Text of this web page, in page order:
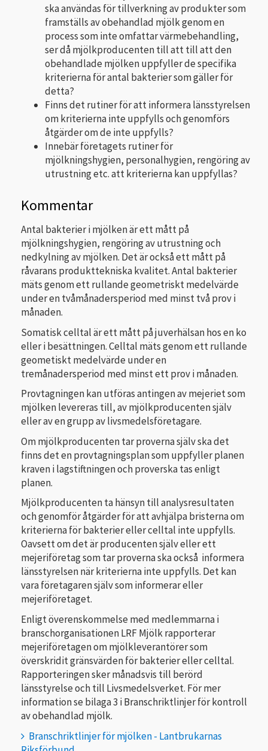
ska användas för tillverkning av produkter som
framställs av obehandlad mjölk genom en
process som inte omfattar värmebehandling,
ser då mjölkproducenten till att till att den
obehandlade mjölken uppfyller de specifika
kriterierna för antal bakterier som gäller för
detta?
Finns det rutiner för att informera länsstyrelsen
om kriterierna inte uppfylls och genomförs
åtgärder om de inte uppfylls?
Innebär företagets rutiner för
mjölkningshygien, personalhygien, rengöring av
utrustning etc. att kriterierna kan uppfyllas?
Kommentar
Antal bakterier i mjölken är ett mått på
mjölkningshygien, rengöring av utrustning och
nedkylning av mjölken. Det är också ett mått på
råvarans produkttekniska kvalitet. Antal bakterier
mäts genom ett rullande geometriskt medelvärde
under en tvåmånadersperiod med minst två prov i
månaden.
Somatisk celltal är ett mått på juverhälsan hos en ko
eller i besättningen. Celltal mäts genom ett rullande
geometiskt medelvärde under en
tremånadersperiod med minst ett prov i månaden.
Provtagningen kan utföras antingen av mejeriet som
mjölken levereras till, av mjölkproducenten själv
eller av en grupp av livsmedelsföretagare.
Om mjölkproducenten tar proverna själv ska det
finns det en provtagningsplan som uppfyller planen
kraven i lagstiftningen och proverska tas enligt
planen.
Mjölkproducenten ta hänsyn till analysresultaten
och genomför åtgärder för att avhjälpa bristerna om
kriterierna för bakterier eller celltal inte uppfylls.
Oavsett om det är producenten själv eller ett
mejeriföretag som tar proverna ska också informera
länsstyrelsen när kriterierna inte uppfylls. Det kan
vara företagaren själv som informerar eller
mejeriföretaget.
Enligt överenskommelse med medlemmarna i
branschorganisationen LRF Mjölk rapporterar
mejeriföretagen om mjölkleverantörer som
överskridit gränsvärden för bakterier eller celltal.
Rapporteringen sker månadsvis till berörd
länsstyrelse och till Livsmedelsverket. För mer
information se bilaga 3 i Branschriktlinjer för kontroll
av obehandlad mjölk.
Branschriktlinjer för mjölken - Lantbrukarnas